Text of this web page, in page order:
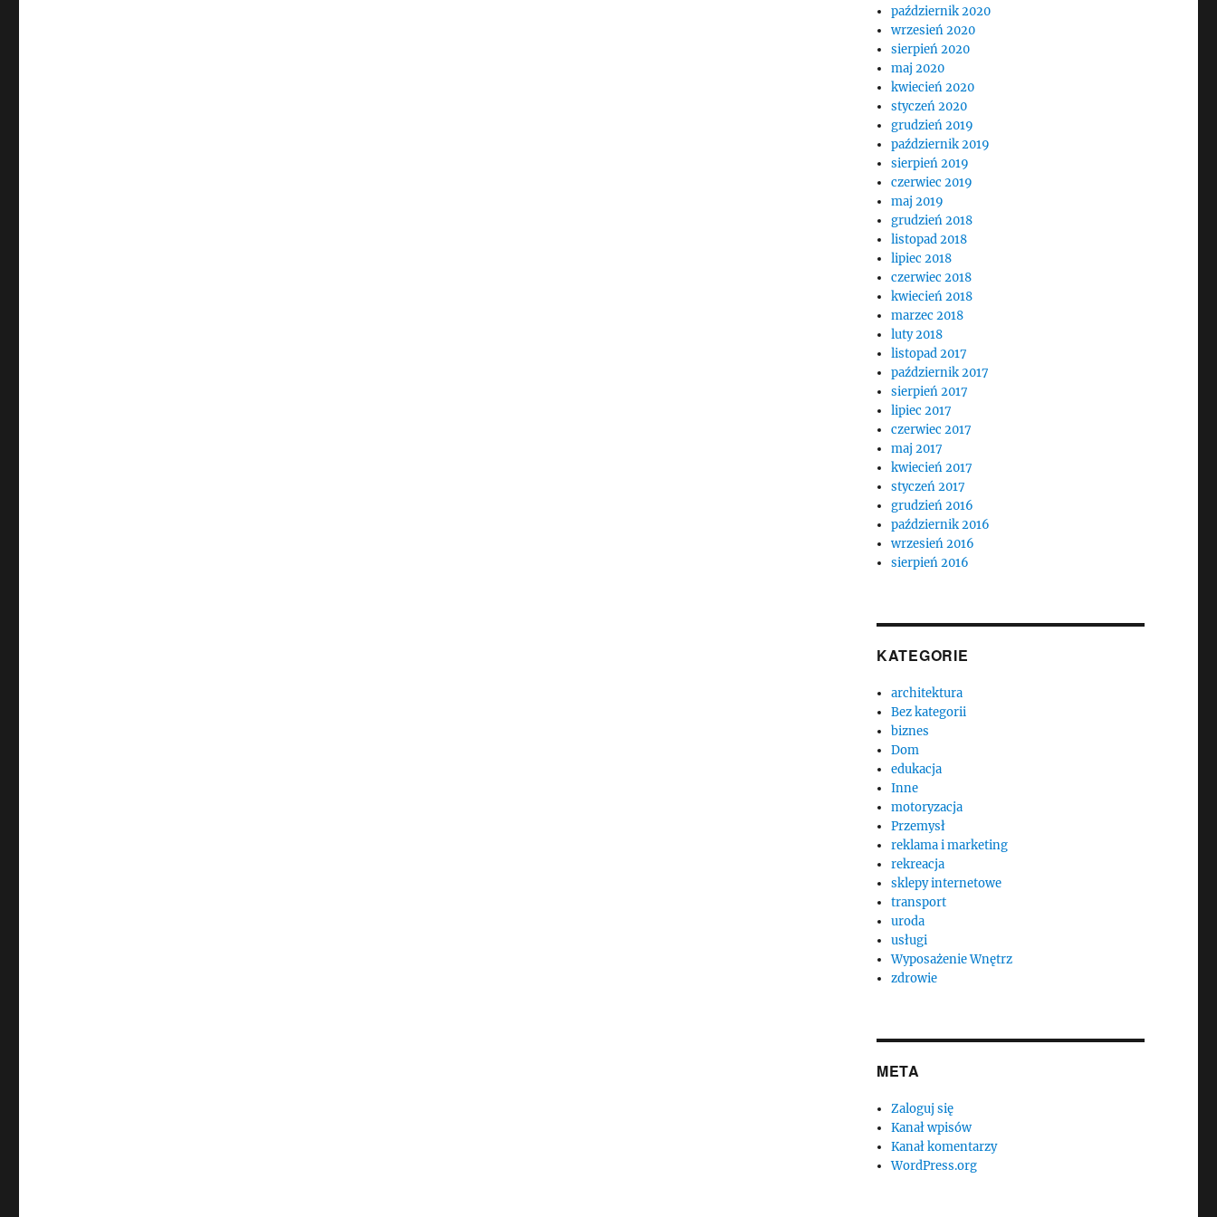
październik 2020
wrzesień 2020
sierpień 2020
maj 2020
kwiecień 2020
styczeń 2020
grudzień 2019
październik 2019
sierpień 2019
czerwiec 2019
maj 2019
grudzień 2018
listopad 2018
lipiec 2018
czerwiec 2018
kwiecień 2018
marzec 2018
luty 2018
listopad 2017
październik 2017
sierpień 2017
lipiec 2017
czerwiec 2017
maj 2017
kwiecień 2017
styczeń 2017
grudzień 2016
październik 2016
wrzesień 2016
sierpień 2016
KATEGORIE
architektura
Bez kategorii
biznes
Dom
edukacja
Inne
motoryzacja
Przemysł
reklama i marketing
rekreacja
sklepy internetowe
transport
uroda
usługi
Wyposażenie Wnętrz
zdrowie
META
Zaloguj się
Kanał wpisów
Kanał komentarzy
WordPress.org